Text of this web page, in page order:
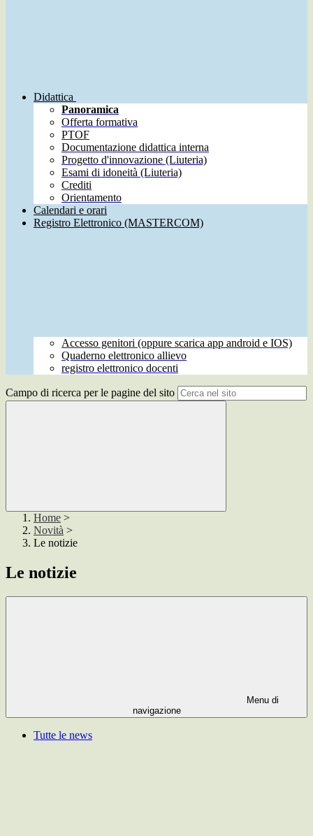
Didattica
Panoramica
Offerta formativa
PTOF
Documentazione didattica interna
Progetto d'innovazione (Liuteria)
Esami di idoneità (Liuteria)
Crediti
Orientamento
Calendari e orari
Registro Elettronico (MASTERCOM)
Accesso genitori (oppure scarica app android e IOS)
Quaderno elettronico allievo
registro elettronico docenti
Campo di ricerca per le pagine del sito
Home >
Novità >
Le notizie
Le notizie
Menu di
navigazione
Tutte le news